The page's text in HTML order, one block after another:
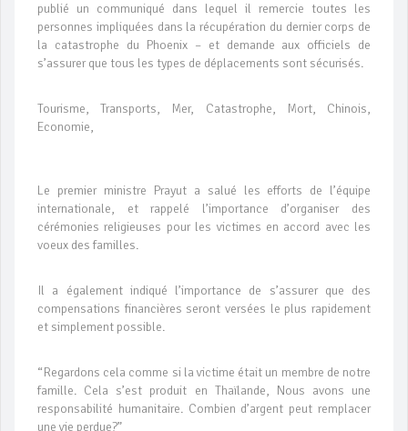
publié un communiqué dans lequel il remercie toutes les
personnes impliquées dans la récupération du dernier corps de
la catastrophe du Phoenix – et demande aux officiels de
s’assurer que tous les types de déplacements sont sécurisés.
Tourisme, Transports, Mer, Catastrophe, Mort, Chinois,
Economie,
Le premier ministre Prayut a salué les efforts de l’équipe
internationale, et rappelé l’importance d’organiser des
cérémonies religieuses pour les victimes en accord avec les
voeux des familles.
Il a également indiqué l’importance de s’assurer que des
compensations financières seront versées le plus rapidement
et simplement possible.
“Regardons cela comme si la victime était un membre de notre
famille. Cela s’est produit en Thaïlande, Nous avons une
responsabilité humanitaire. Combien d’argent peut remplacer
une vie perdue?”